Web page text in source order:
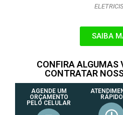
SAIBA
CONFIRA ALGUMAS
CONTRATAR
AGENDE UM
ORÇAMENTO
PELO CELULAR
RÁPIDO